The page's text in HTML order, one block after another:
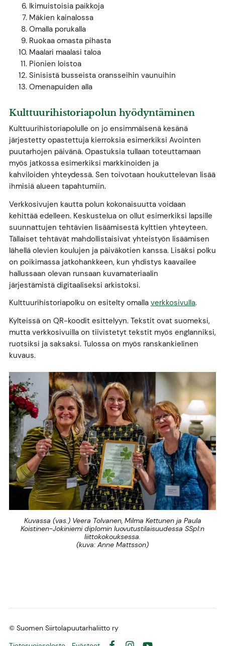
Ikimuistoisia paikkoja
Mäkien kainalossa
Omalla porukalla
Ruokaa omasta pihasta
Maalari maalasi taloa
Pionien loistoa
Sinisistä busseista oransseihin vaunuihin
Omenapuiden alla
Kulttuurihistoriapolun hyödyntäminen
Kulttuurihistoriapolulle on jo ensimmäisenä kesänä
järjestetty opastettuja kierroksia esimerkiksi Avointen
puutarhojen päivänä. Opastuksia tullaan toteuttamaan
myös jatkossa esimerkiksi markkinoiden ja
kahviloiden yhteydessä. Sen toivotaan houkuttelevan lisää
ihmisiä alueen tapahtumiin.
Verkkosivujen kautta polun kokonaisuutta voidaan
kehittää edelleen. Keskustelua on ollut esimerkiksi lapsille
suunnattujen tehtävien lisäämisestä kylttien yhteyteen.
Tällaiset tehtävät mahdollistaisivat yhteistyön lisäämisen
lähellä olevien koulujen ja päiväkotien kanssa. Lisäksi polku
on poikimassa jatkohankkeen, kun yhdistys kaavailee
hallussaan olevan runsaan kuvamateriaalin
järjestämistä digitaaliseksi arkistoksi.
Kulttuurihistoriapolku on esitelty omalla verkkosivulla.
Kylteissä on QR-koodit esittelyyn. Tekstit ovat suomeksi,
mutta verkkosivuilla on tiivistetyt tekstit myös englanniksi,
ruotsiksi ja saksaksi. Tulossa on myös ranskankielinen
kuvaus.
Kuvassa (vas.) Veera Tolvanen, Milma Kettunen ja Paula
Koistinen-Jokiniemi diplomin luovutustilaisuudessa SSpl:n
liittokokouksessa.
(kuva: Anne Mattsson)
© Suomen Siirtolapuutarhaliitto ry